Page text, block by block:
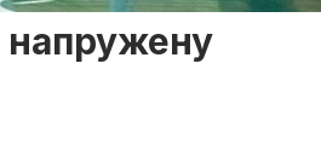
напружену